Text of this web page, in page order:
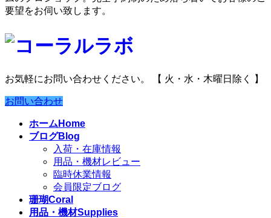
要望をお伺い致します。
お気軽にお問い合わせください。 【 火・水・木曜日除く 】
お問い合わせ
ホーム Home
ブログBlog
入荷・在庫情報
用品・機材レビュー
臨時休業情報
会員限定ブログ
珊瑚Coral
用品・機材Supplies